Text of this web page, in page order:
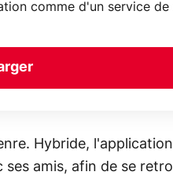
comme d'un service
Hybride,
amis, afin de se